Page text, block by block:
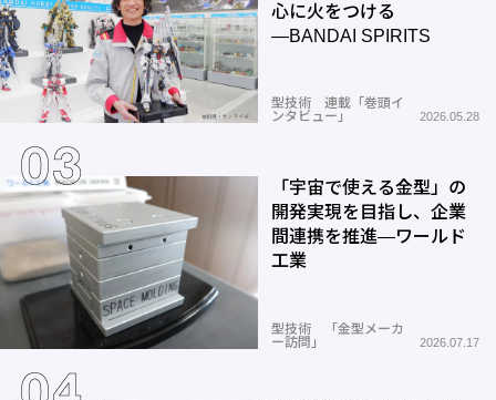
心に火をつける
―BANDAI SPIRITS
型技術 連載「巻頭イ
ンタビュー」
2026.05.28
「宇宙で使える金型」の
開発実現を目指し、企業
間連携を推進―ワールド
工業
型技術 「金型メーカ
ー訪問」
2026.07.17